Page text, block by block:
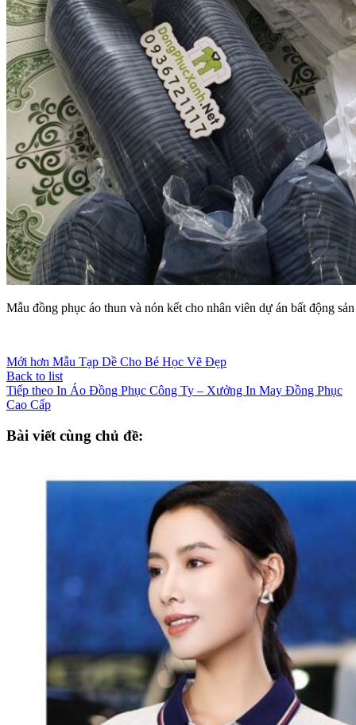
Mẫu đồng phục áo thun và nón kết cho nhân viên dự án bất động
Mới hơn Mẫu Tạp Dề Cho Bé Học Vẽ Đẹp
Back to list
Tiếp theo In Áo Đồng Phục Công Ty – Xưởng In May Đồng Phục
Cao Cấp
Bài viết cùng chủ đề: